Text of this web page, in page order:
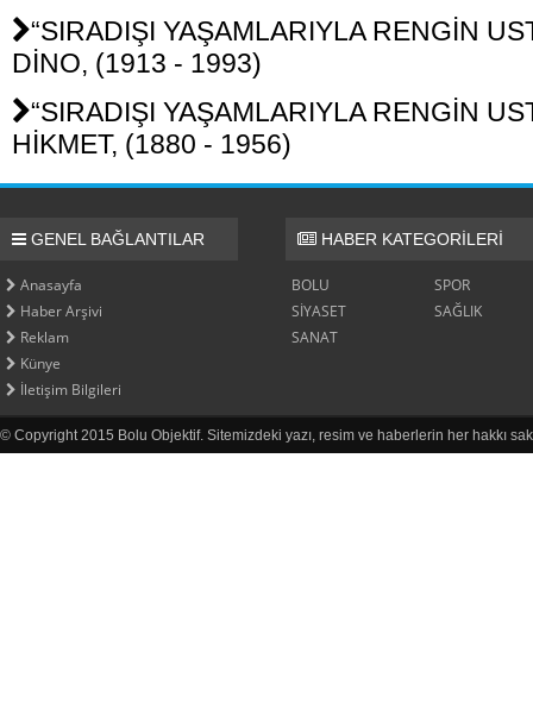
“SIRADIŞI YAŞAMLARIYLA RENGİN
DİNO, (1913 - 1993)
“SIRADIŞI YAŞAMLARIYLA RENGİN
HİKMET, (1880 - 1956)
GENEL BAĞLANTILAR
Anasayfa
Haber Arşivi
Reklam
Künye
İletişim Bilgileri
HABER KATEGORİLERİ
BOLU
SPOR
SİYASET
SAĞLIK
SANAT
© Copyright 2015 Bolu Objektif. Sitemizdeki yazı, resim ve haberlerin her hakkı